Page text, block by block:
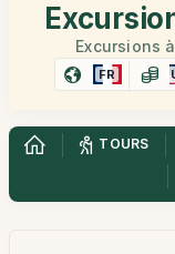
Excursions
FR
TOURS